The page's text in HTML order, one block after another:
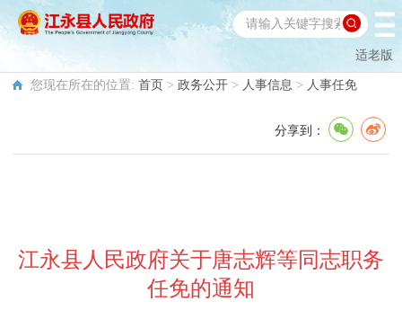
适老版
您现在所在的位置: 首页 > 政务公开 > 人事信息 > 人事任免
分享到：
江永县人民政府关于唐志辉等同志职务
任免的通知